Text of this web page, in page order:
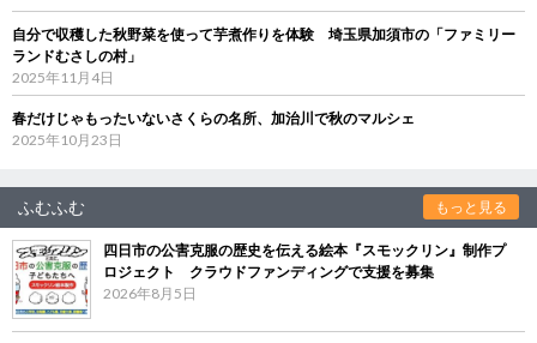
自分で収穫した秋野菜を使って芋煮作りを体験 埼玉県加須市の「ファミリー
ランドむさしの村」
2025年11月4日
春だけじゃもったいないさくらの名所、加治川で秋のマルシェ
2025年10月23日
ふむふむ もっと見る
四日市の公害克服の歴史を伝える絵本『スモックリン』制作プ
ロジェクト クラウドファンディングで支援を募集
2026年8月5日